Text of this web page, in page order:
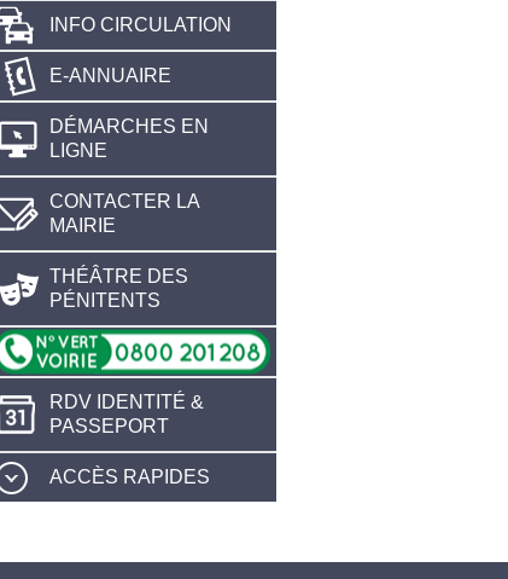
INFO CIRCULATION
E-ANNUAIRE
DÉMARCHES EN
LIGNE
CONTACTER LA
MAIRIE
THÉÂTRE DES
PÉNITENTS
RDV IDENTITÉ &
PASSEPORT
ACCÈS RAPIDES